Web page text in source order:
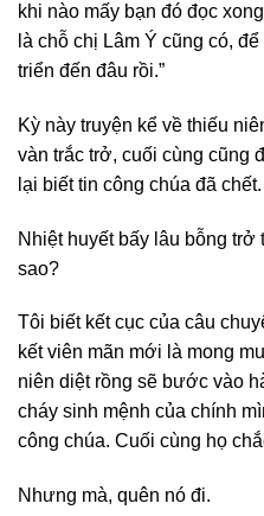
khi nào mấy bạn đó đọc
là chỗ chị Lâm Ý cũng có,
triển đến đâu rồi.”
Kỳ này truyện kể về thiếu
vàn trắc trở, cuối cùng cũng
lại biết tin công chúa đã chết.
Nhiệt huyết bấy lâu bỗng trở
sao?
Tôi biết kết cục của câu
kết viên mãn mới là mong
niên diệt rồng sẽ bước vào
cháy sinh mệnh của chính
công chúa. Cuối cùng họ
Nhưng mà, quên nó đi.